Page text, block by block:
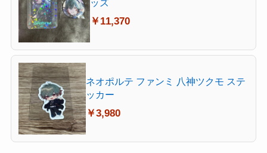
ッズ
￥11,370
ネオポルテ ファンミ 八神ツクモ ステ
ッカー
￥3,980